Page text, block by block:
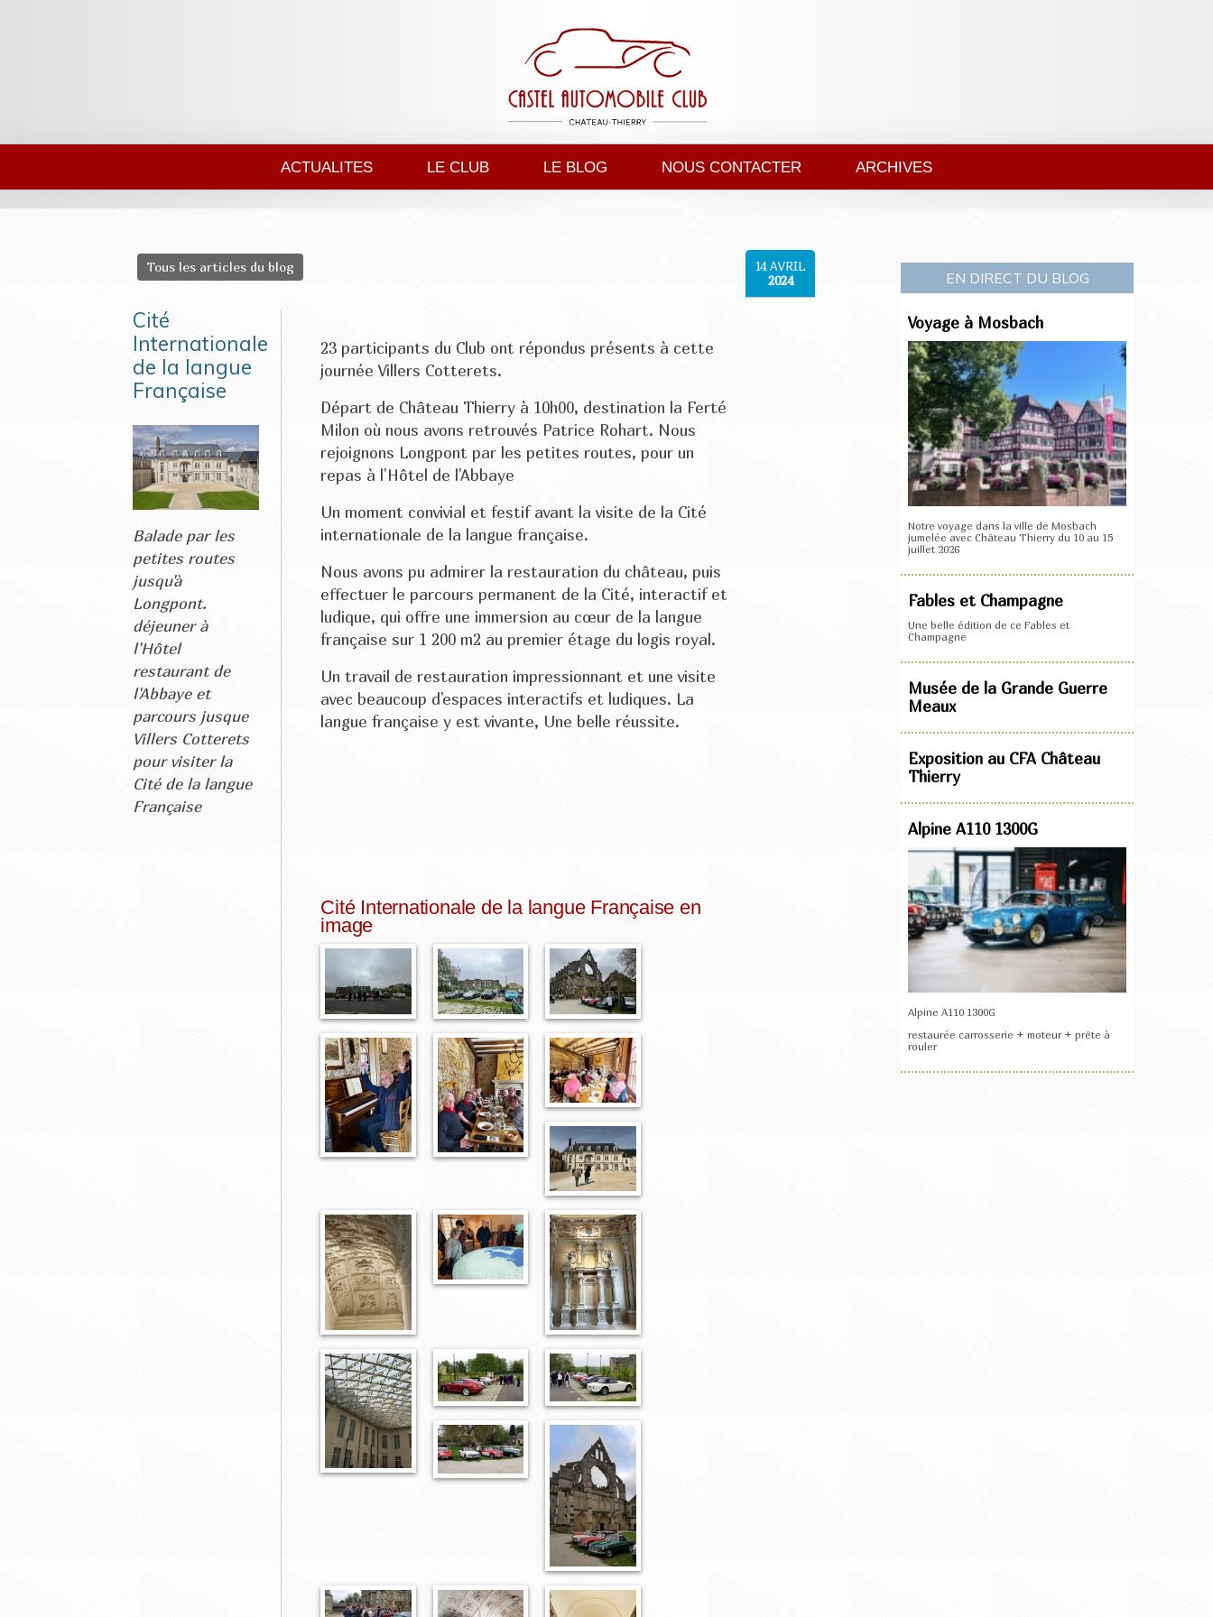
ACTUALITES LE CLUB LE BLOG NOUS CONTACTER ARCHIVES
Tous les articles du blog 14 AVRIL
2024
Cité
Internationale
de la langue
Française
Balade par les
petites routes
jusqu'à
Longpont.
déjeuner à
l'Hôtel
restaurant de
l'Abbaye et
parcours jusque
Villers Cotterets
pour visiter la
Cité de la langue
Française
23 participants du Club ont répondus présents à cette
journée Villers Cotterets.
Départ de Château Thierry à 10h00, destination la Ferté
Milon où nous avons retrouvés Patrice Rohart. Nous
rejoignons Longpont par les petites routes, pour un
repas à l'Hôtel de l'Abbaye
Un moment convivial et festif avant la visite de la Cité
internationale de la langue française.
Nous avons pu admirer la restauration du château, puis
effectuer le parcours permanent de la Cité, interactif et
ludique, qui offre une immersion au cœur de la langue
française sur 1 200 m2 au premier étage du logis royal.
Un travail de restauration impressionnant et une visite
avec beaucoup d'espaces interactifs et ludiques. La
langue française y est vivante, Une belle réussite.
Cité Internationale de la langue Française en
image
EN DIRECT DU BLOG
Voyage à Mosbach
Notre voyage dans la ville de Mosbach
jumelée avec Château Thierry du 10 au 15
juillet 2026
Fables et Champagne
Une belle édition de ce Fables et
Champagne
Musée de la Grande Guerre
Meaux
Exposition au CFA Château
Thierry
Alpine A110 1300G
Alpine A110 1300G
restaurée carrosserie + moteur + prête à
rouler